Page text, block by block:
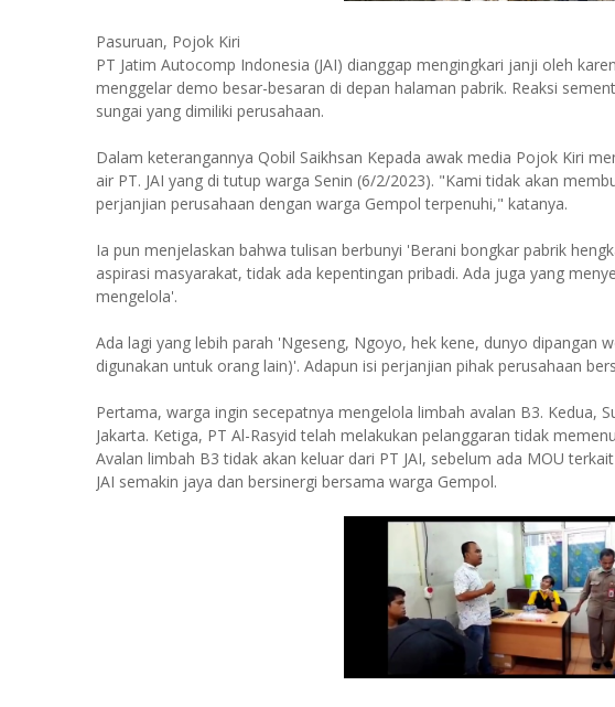
Pasuruan, Pojok Kiri
PT Jatim Autocomp Indonesia (JAI) dianggap mengingkari janji oleh
menggelar demo besar-besaran di depan halaman pabrik. Reaksi
sungai yang dimiliki perusahaan.
Dalam keterangannya Qobil Saikhsan Kepada awak media Pojok Kiri
air PT. JAI yang di tutup warga Senin (6/2/2023). "Kami tidak akan
perjanjian perusahaan dengan warga Gempol terpenuhi," katanya.
Ia pun menjelaskan bahwa tulisan berbunyi 'Berani bongkar pabrik
aspirasi masyarakat, tidak ada kepentingan pribadi. Ada juga yang
mengelola'.
Ada lagi yang lebih parah 'Ngeseng, Ngoyo, hek kene, dunyo dipangan
digunakan untuk orang lain)'. Adapun isi perjanjian pihak perusahaan
Pertama, warga ingin secepatnya mengelola limbah avalan B3. Kedua,
Jakarta. Ketiga, PT Al-Rasyid telah melakukan pelanggaran tidak
Avalan limbah B3 tidak akan keluar dari PT JAI, sebelum ada MOU
JAI semakin jaya dan bersinergi bersama warga Gempol.